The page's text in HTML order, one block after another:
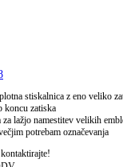
stiskalnica z eno veliko
koncu zatiska
za lažjo namestitev velikih
potrebam označevanja